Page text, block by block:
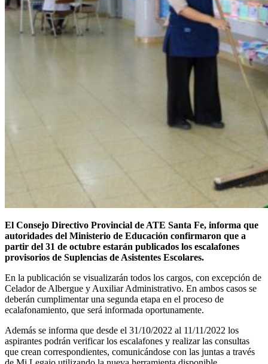
El Consejo Directivo Provincial de ATE Santa Fe, informa que
autoridades del Ministerio de Educación confirmaron que a
partir del 31 de octubre estarán publicados los escalafones
provisorios de Suplencias de Asistentes Escolares.
En la publicación se visualizarán todos los cargos, con excepción de
Celador de Albergue y Auxiliar Administrativo. En ambos casos se
deberán cumplimentar una segunda etapa en el proceso de
ecalafonamiento, que será informada oportunamente.
Además se informa que desde el 31/10/2022 al 11/11/2022 los
aspirantes podrán verificar los escalafones y realizar las consultas
que crean correspondientes, comunicándose con las juntas a través